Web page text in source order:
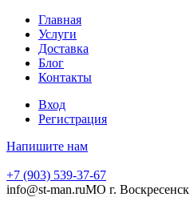
Главная
Услуги
Доставка
Блог
Контакты
Вход
Регистрация
Напишите нам
+7 (903) 539-37-67
info@st-man.ruМО г. Воскресенск